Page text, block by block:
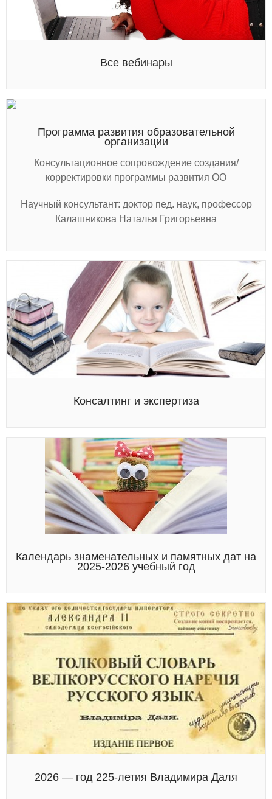
Все вебинары
Программа развития образовательной
организации
Консультационное сопровождение создания/
корректировки программы развития ОО
Научный консультант: доктор пед. наук, профессор
Калашникова Наталья Григорьевна
Консалтинг и экспертиза
Календарь знаменательных и памятных дат на
2025-2026 учебный год
2026 — год 225-летия Владимира Даля